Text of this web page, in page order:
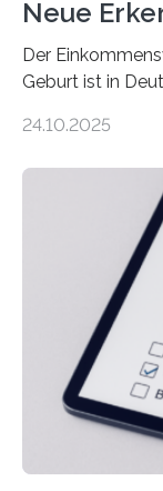
Neue
Der
Geburt ist in
nach der Geburt
langfristigen
Rente.
Euro und damit
Ergebnis
mit der
Jahren erstmals…
24.10.2025